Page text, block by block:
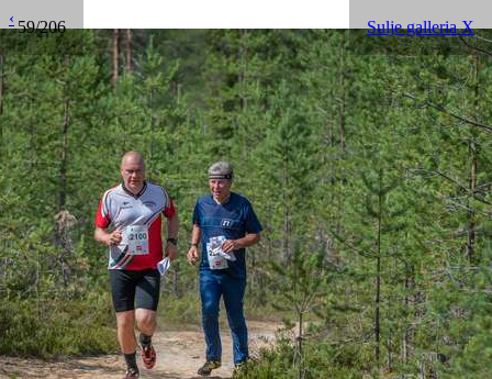
59/206 Sulje galleria X
‹